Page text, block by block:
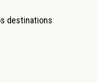
destinations